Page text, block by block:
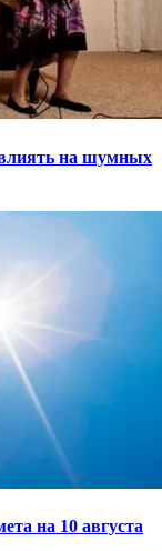
на шумных
на 10 августа